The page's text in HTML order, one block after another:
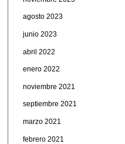
agosto 2023
junio 2023
abril 2022
enero 2022
noviembre 2021
septiembre 2021
marzo 2021
febrero 2021